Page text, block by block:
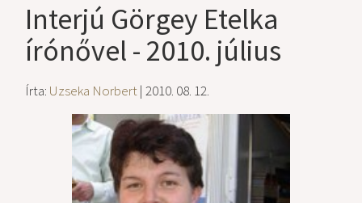
Interjú Görgey Etelka
írónővel - 2010. július
Írta: Uzseka Norbert| 2010. 08. 12.